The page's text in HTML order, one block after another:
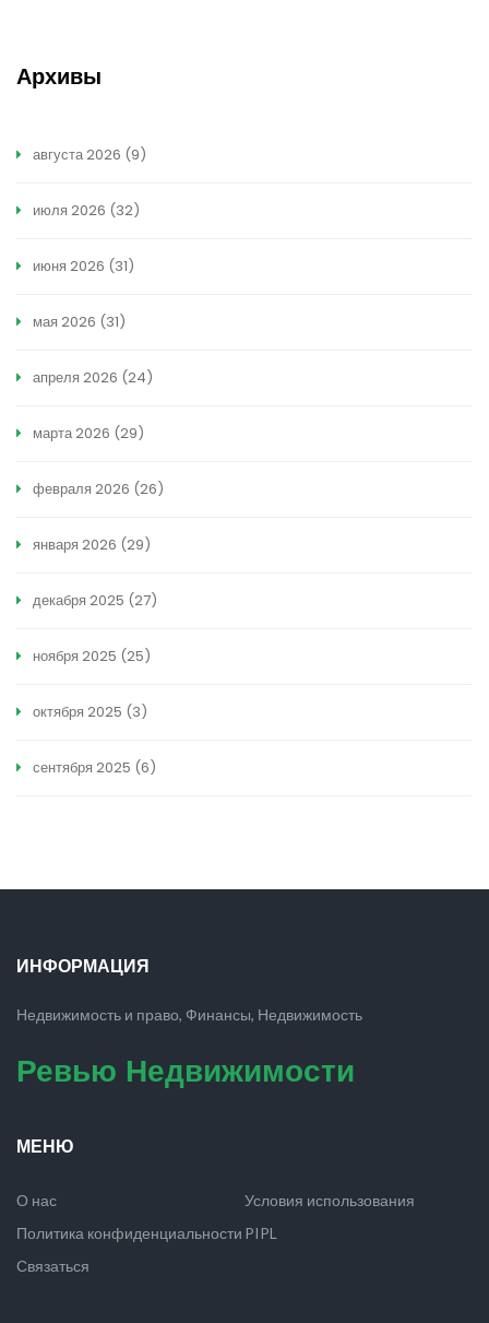
Архивы
августа 2026 (9)
июля 2026 (32)
июня 2026 (31)
мая 2026 (31)
апреля 2026 (24)
марта 2026 (29)
февраля 2026 (26)
января 2026 (29)
декабря 2025 (27)
ноября 2025 (25)
октября 2025 (3)
сентября 2025 (6)
ИНФОРМАЦИЯ
Недвижимость и право, Финансы, Недвижимость
Ревью Недвижимости
МЕНЮ
О нас
Условия использования
Политика конфиденциальности PIPL
Связаться